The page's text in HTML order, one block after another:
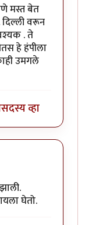
मस्त बेत
दिल्ली वरून
. ते
हे हंपीला
उमगले
सदस्य व्हा
घेतो.